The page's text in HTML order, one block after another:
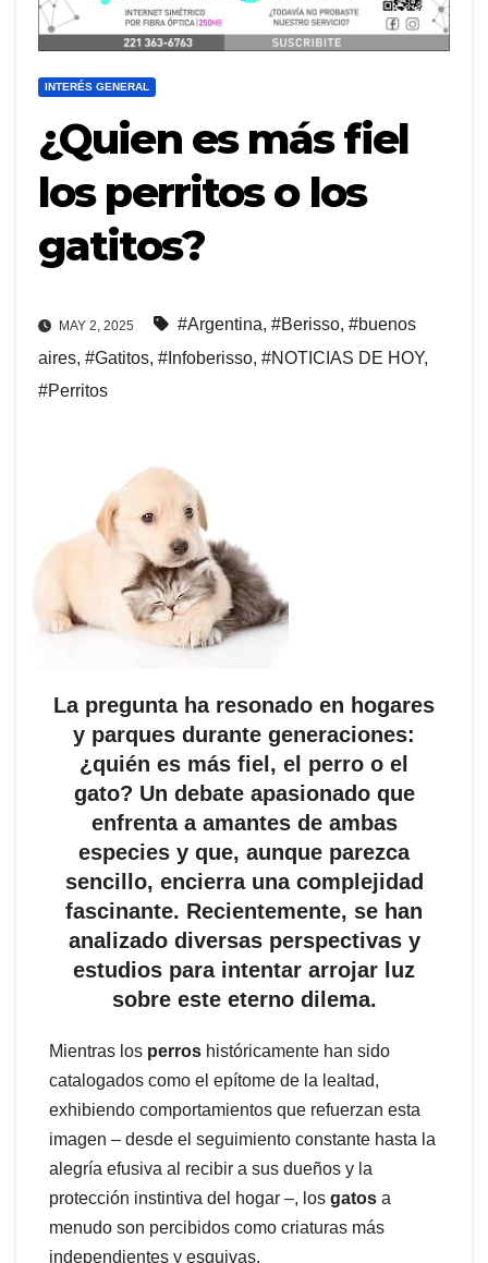
INTERÉS GENERAL
¿Quien es más fiel
los perritos o los
gatitos?
MAY 2, 2025 #Argentina, #Berisso, #buenos
aires, #Gatitos, #Infoberisso, #NOTICIAS DE HOY,
#Perritos
La pregunta ha resonado en hogares
y parques durante generaciones:
¿quién es más fiel, el perro o el
gato? Un debate apasionado que
enfrenta a amantes de ambas
especies y que, aunque parezca
sencillo, encierra una complejidad
fascinante. Recientemente, se han
analizado diversas perspectivas y
estudios para intentar arrojar luz
sobre este eterno dilema.
Mientras los perros históricamente han sido
catalogados como el epítome de la lealtad,
exhibiendo comportamientos que refuerzan esta
imagen – desde el seguimiento constante hasta la
alegría efusiva al recibir a sus dueños y la
protección instintiva del hogar –, los gatos a
menudo son percibidos como criaturas más
independientes y esquivas.